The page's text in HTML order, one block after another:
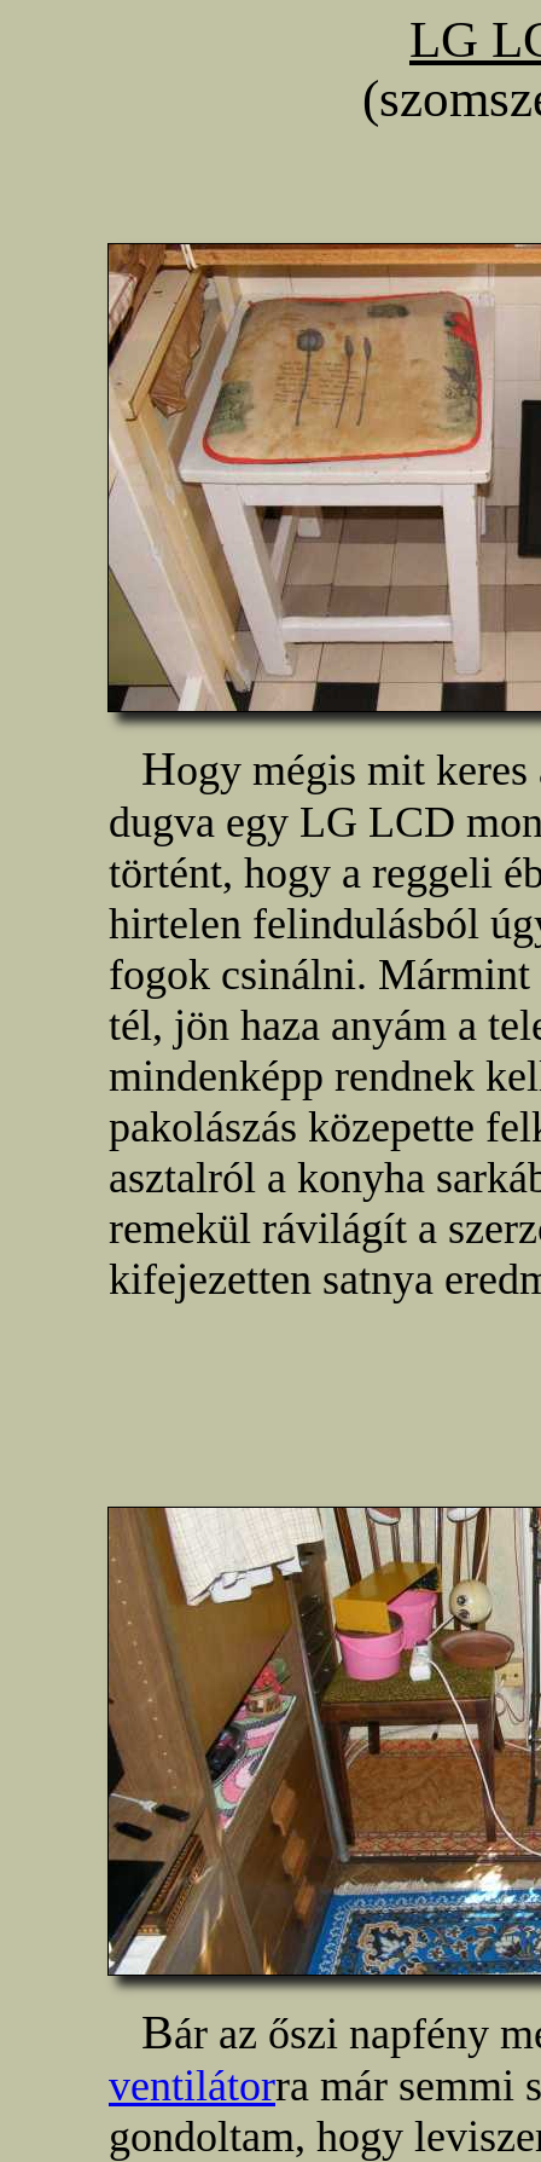
LG
Hogy mégis mit
dugva egy LG LCD
történt, hogy a reggeli
hirtelen felindulásból
fogok csinálni.
tél, jön haza anyám a
mindenképp rendnek
pakolászás közepette
asztalról a konyha
remekül rávilágít a
kifejezetten satnya
Bár az őszi napfény
ventilátorra már semmi
gondoltam, hogy